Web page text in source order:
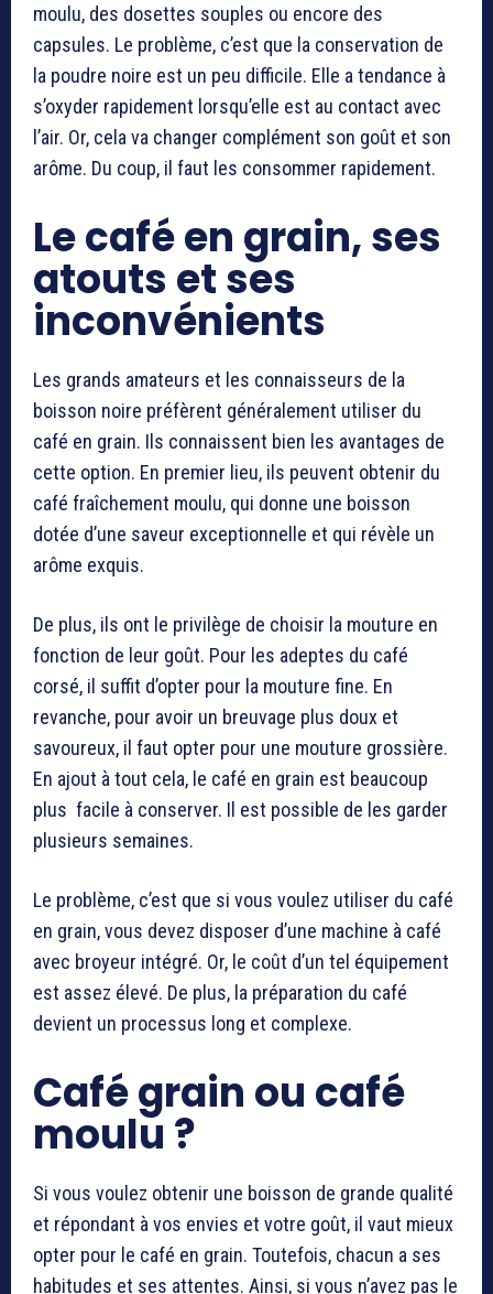
moulu, des dosettes souples ou encore des
capsules. Le problème, c’est que la conservation de
la poudre noire est un peu difficile. Elle a tendance à
s’oxyder rapidement lorsqu’elle est au contact avec
l’air. Or, cela va changer complément son goût et son
arôme. Du coup, il faut les consommer rapidement.
Le café en grain, ses
atouts et ses
inconvénients
Les grands amateurs et les connaisseurs de la
boisson noire préfèrent généralement utiliser du
café en grain. Ils connaissent bien les avantages de
cette option. En premier lieu, ils peuvent obtenir du
café fraîchement moulu, qui donne une boisson
dotée d’une saveur exceptionnelle et qui révèle un
arôme exquis.
De plus, ils ont le privilège de choisir la mouture en
fonction de leur goût. Pour les adeptes du café
corsé, il suffit d’opter pour la mouture fine. En
revanche, pour avoir un breuvage plus doux et
savoureux, il faut opter pour une mouture grossière.
En ajout à tout cela, le café en grain est beaucoup
plus facile à conserver. Il est possible de les garder
plusieurs semaines.
Le problème, c’est que si vous voulez utiliser du café
en grain, vous devez disposer d’une machine à café
avec broyeur intégré. Or, le coût d’un tel équipement
est assez élevé. De plus, la préparation du café
devient un processus long et complexe.
Café grain ou café
moulu ?
Si vous voulez obtenir une boisson de grande qualité
et répondant à vos envies et votre goût, il vaut mieux
opter pour le café en grain. Toutefois, chacun a ses
habitudes et ses attentes. Ainsi, si vous n’avez pas le